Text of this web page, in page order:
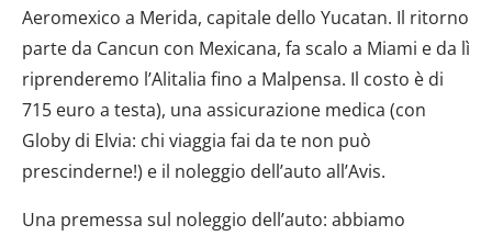
Aeromexico a Merida, capitale dello Yucatan. Il ritorno
parte da Cancun con Mexicana, fa scalo a Miami e da lì
riprenderemo l’Alitalia fino a Malpensa. Il costo è di
715 euro a testa), una assicurazione medica (con
Globy di Elvia: chi viaggia fai da te non può
prescinderne!) e il noleggio dell’auto all’Avis.
Una premessa sul noleggio dell’auto: abbiamo